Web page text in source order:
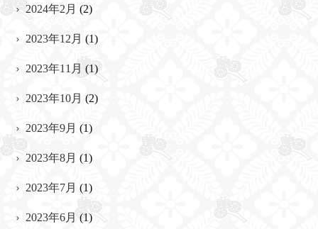
2024年2月 (2)
2023年12月 (1)
2023年11月 (1)
2023年10月 (2)
2023年9月 (1)
2023年8月 (1)
2023年7月 (1)
2023年6月 (1)